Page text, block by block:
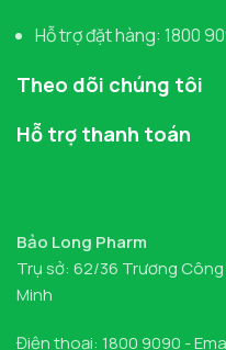
Hỗ trợ đặt hàng: 1800
Theo dõi chúng tôi
Hỗ trợ thanh toán
Bảo Long Pharm
Trụ sở: 62/36 Trương Công
Minh
Điện thoại: 1800 9090 -